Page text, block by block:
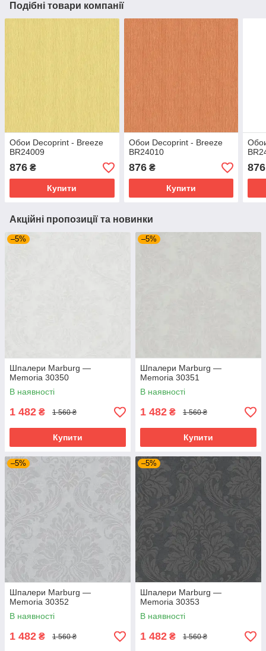
Подібні товари компанії
Обои Decoprint - Breeze
BR24009
876 ₴
Купити
Обои Decoprint - Breeze
BR24010
876₴
Купити
876
Акційні пропозиції та новинки
–5%
Шпалери Marburg —
Memoria 30350
В наявності
1 482 ₴ 1 560 ₴
Купити
–5%
Шпалери Marburg —
Memoria 30351
В наявності
1 482 ₴ 1 560 ₴
Купити
–5%
Шпалери Marburg —
Memoria 30352
В наявності
1 482 ₴ 1 560 ₴
–5%
Шпалери Marburg —
Memoria 30353
В наявності
1 482 ₴ 1 560 ₴